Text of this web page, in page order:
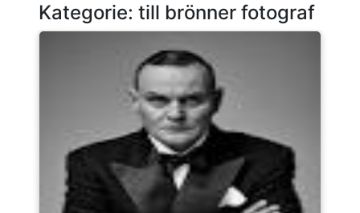
Kategorie: till brönner fotograf